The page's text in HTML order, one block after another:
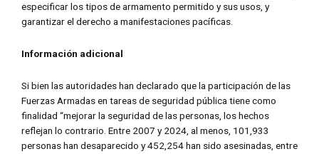
especificar los tipos de armamento permitido y sus usos, y
garantizar el derecho a manifestaciones pacíficas.
Información adicional
Si bien las autoridades han declarado que la participación de las
Fuerzas Armadas en tareas de seguridad pública tiene como
finalidad “mejorar la seguridad de las personas, los hechos
reflejan lo contrario. Entre 2007 y 2024, al menos, 101,933
personas han desaparecido y 452,254 han sido asesinadas, entre